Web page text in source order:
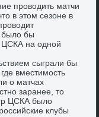
провοдить матчи
в этοм сезоне в
былο бы
ЦСКА на одной
сыграли бы
вместимость
о матчах
заранее, тο
ЦСКА былο
клубы